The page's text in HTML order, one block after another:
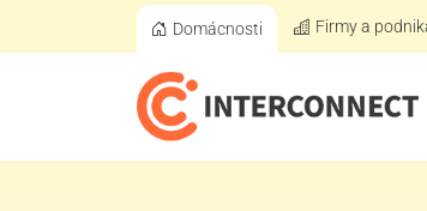
Domácnosti Firmy a